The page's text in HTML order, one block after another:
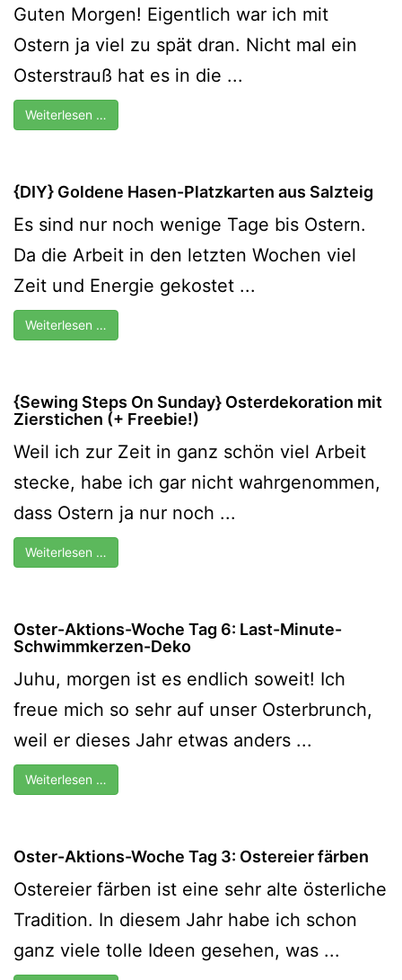
Guten Morgen! Eigentlich war ich mit
Ostern ja viel zu spät dran. Nicht mal ein
Osterstrauß hat es in die ...
Weiterlesen …
{DIY} Goldene Hasen-Platzkarten aus Salzteig
Es sind nur noch wenige Tage bis Ostern.
Da die Arbeit in den letzten Wochen viel
Zeit und Energie gekostet ...
Weiterlesen …
{Sewing Steps On Sunday} Osterdekoration mit
Zierstichen (+ Freebie!)
Weil ich zur Zeit in ganz schön viel Arbeit
stecke, habe ich gar nicht wahrgenommen,
dass Ostern ja nur noch ...
Weiterlesen …
Oster-Aktions-Woche Tag 6: Last-Minute-
Schwimmkerzen-Deko
Juhu, morgen ist es endlich soweit! Ich
freue mich so sehr auf unser Osterbrunch,
weil er dieses Jahr etwas anders ...
Weiterlesen …
Oster-Aktions-Woche Tag 3: Ostereier färben
Ostereier färben ist eine sehr alte österliche
Tradition. In diesem Jahr habe ich schon
ganz viele tolle Ideen gesehen, was ...